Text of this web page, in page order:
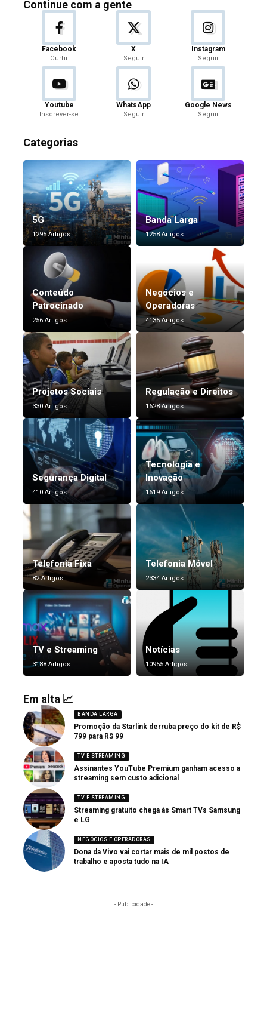
Continue com a gente
Facebook
Curtir
X
Seguir
Instagram
Seguir
Youtube
Inscrever-se
WhatsApp
Seguir
Google News
Seguir
Categorias
5G
1295 Artigos
Banda Larga
1258 Artigos
Conteúdo
Patrocinado
256 Artigos
Negócios e
Operadoras
4135 Artigos
Projetos Sociais
330 Artigos
Regulação e Direitos
1628 Artigos
Segurança Digital
410 Artigos
Tecnologia e
Inovação
1619 Artigos
Telefonia Fixa
82 Artigos
Telefonia Móvel
2334 Artigos
TV e Streaming
3188 Artigos
Notícias
10955 Artigos
Em alta 📈
BANDA LARGA
Promoção da Starlink derruba preço do kit de R$
799 para R$ 99
TV E STREAMING
Assinantes YouTube Premium ganham acesso a
streaming sem custo adicional
TV E STREAMING
Streaming gratuito chega às Smart TVs Samsung
e LG
NEGÓCIOS E OPERADORAS
Dona da Vivo vai cortar mais de mil postos de
trabalho e aposta tudo na IA
- Publicidade -